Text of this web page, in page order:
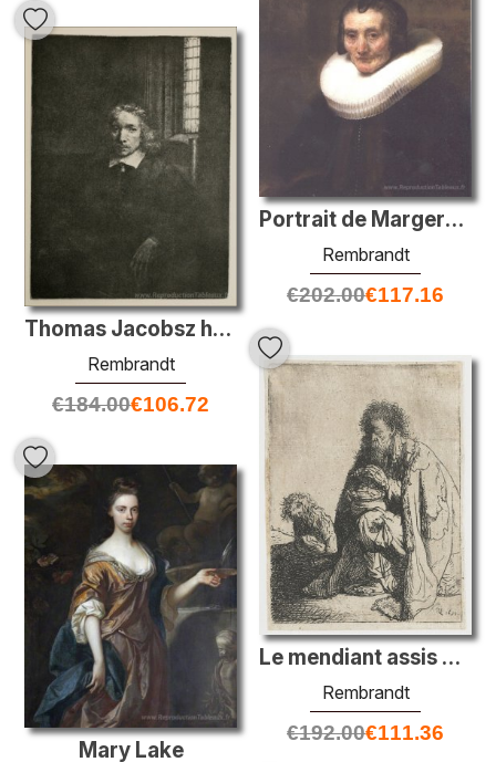
Portrait de Margeretha de Geer
Rembrandt
€202.00€117.16
Thomas Jacobsz haaring le plus jeune
Rembrandt
€184.00€106.72
Le mendiant assis et son chien
Rembrandt
€192.00€111.36
Mary Lake